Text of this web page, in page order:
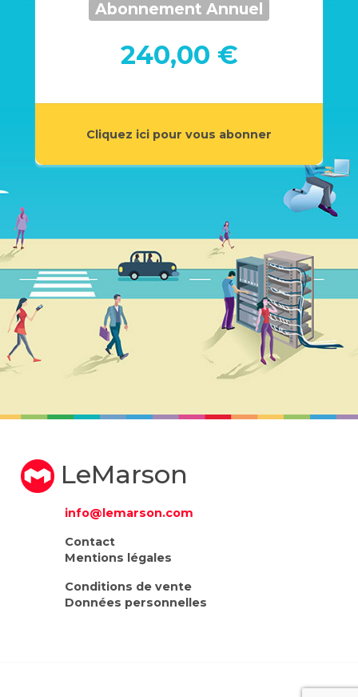
Abonnement Annuel
240,00 €
Cliquez ici pour vous abonner
LeMarson
info@lemarson.com
Contact
Mentions légales
Conditions de vente
Données personnelles